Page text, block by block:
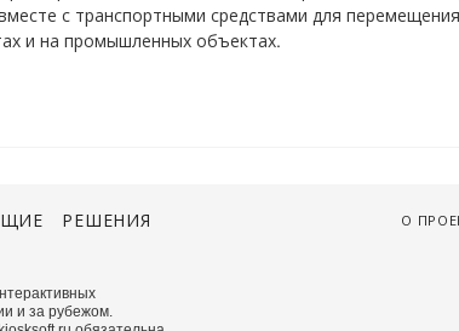
с транспортными средствами для перемещения
и на промышленных объектах.
О
РЕШЕНИЯ
и за рубежом.